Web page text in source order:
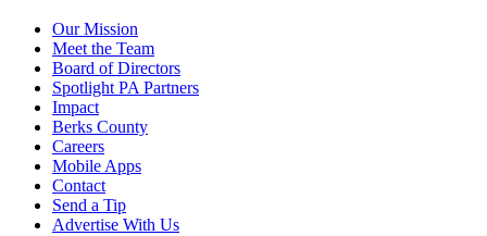
Our Mission
Meet the Team
Board of Directors
Spotlight PA Partners
Impact
Berks County
Careers
Mobile Apps
Contact
Send a Tip
Advertise With Us